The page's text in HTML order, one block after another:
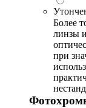
Более
линзы
при